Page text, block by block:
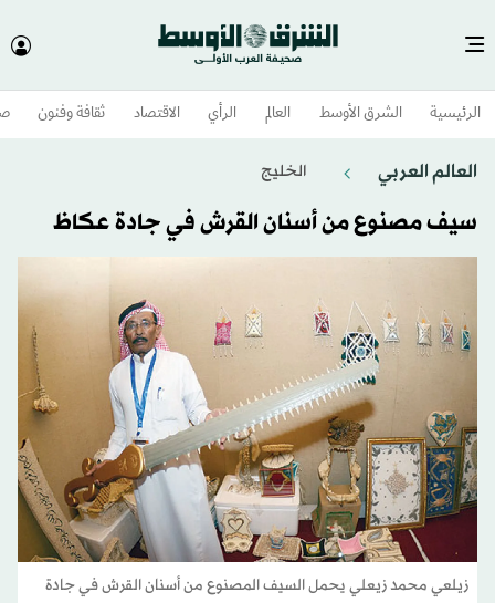
الرئيسية الشرق الأوسط​ العالم الرأي الاقتصاد ثقافة وفنون
العالم العربي الخليج
سيف مصنوع من أسنان القرش في جادة عكاظ
زيلعي محمد زيعلي يحمل السيف المصنوع من أسنان القرش في جادة